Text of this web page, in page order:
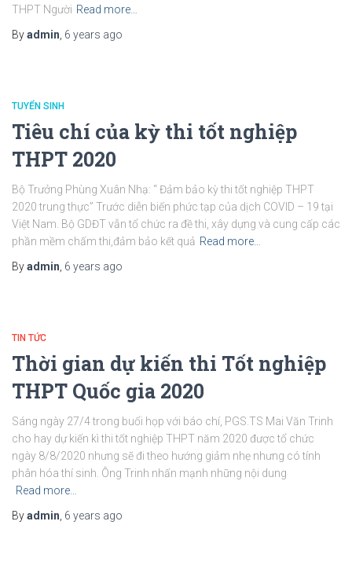
THPT Người Read more…
Byadmin 6 years ago
TUYỂN SINH
Tiêu chí của kỳ thi tốt nghiệp
THPT 2020
Bộ Trưởng Phùng Xuân Nhạ: “ Đảm bảo kỳ thi tốt nghiệp THPT
2020 trung thực” Trước diễn biến phức tạp của dịch COVID – 19 tại
Việt Nam. Bộ GDĐT vẫn tổ chức ra đề thi, xây dựng và cung cấp các
phần mềm chấm thi,đảm bảo kết quả Read more…
Byadmin 6 years ago
TIN TỨC
Thời gian dự kiến thi Tốt nghiệp
THPT Quốc gia 2020
Sáng ngày 27/4 trong buổi họp với báo chí, PGS.TS Mai Văn Trinh
cho hay dự kiến kì thi tốt nghiệp THPT năm 2020 được tổ chức
ngày 8/8/2020 nhưng sẽ đi theo hướng giảm nhẹ nhưng có tính
phân hóa thí sinh. Ông Trinh nhấn mạnh những nội dung
Read more…
Byadmin 6 years ago